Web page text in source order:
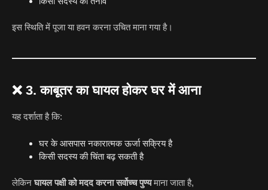
इस स्थिति में पूजा या हवन करना उचित माना गया है।
❌ 3. काबूतर का घायल होकर घर में आना
यह दर्शाता है कि:
घर के आसपास नकारात्मक ऊर्जा सक्रिय है
किसी सदस्य की चिंता बढ़ सकती है
लेकिनघायल पक्षी को मदद करना सर्वोच्च पुण्यमाना जाता है,